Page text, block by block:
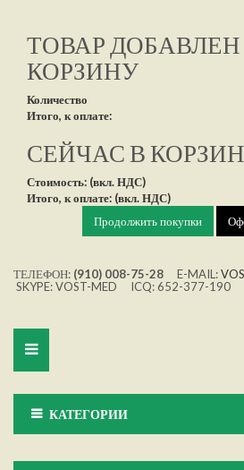
ТОВАР ДОБАВЛЕН
КОРЗИНУ
Количество
Итого, к оплате:
СЕЙЧАС В
Стоимость: (вкл. НДС)
Итого, к оплате: (вкл. НДС)
Продолжить покупки
ТЕЛЕФОН: (910) 008-75-28 E-MAIL:
SKYPE: VOST-MED ICQ: 652-377-190
Toggle
КАТЕГОРИИ